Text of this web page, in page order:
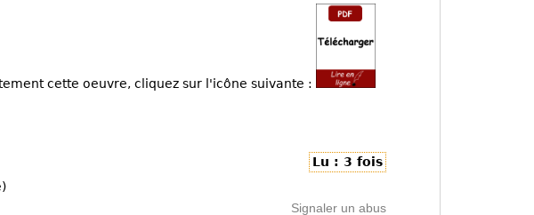
cette oeuvre, cliquez sur l'icône suivante :
Lu : 3 fois
Signaler un abus